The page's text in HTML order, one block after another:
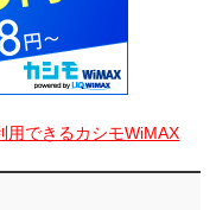
用できるカシモWiMAX